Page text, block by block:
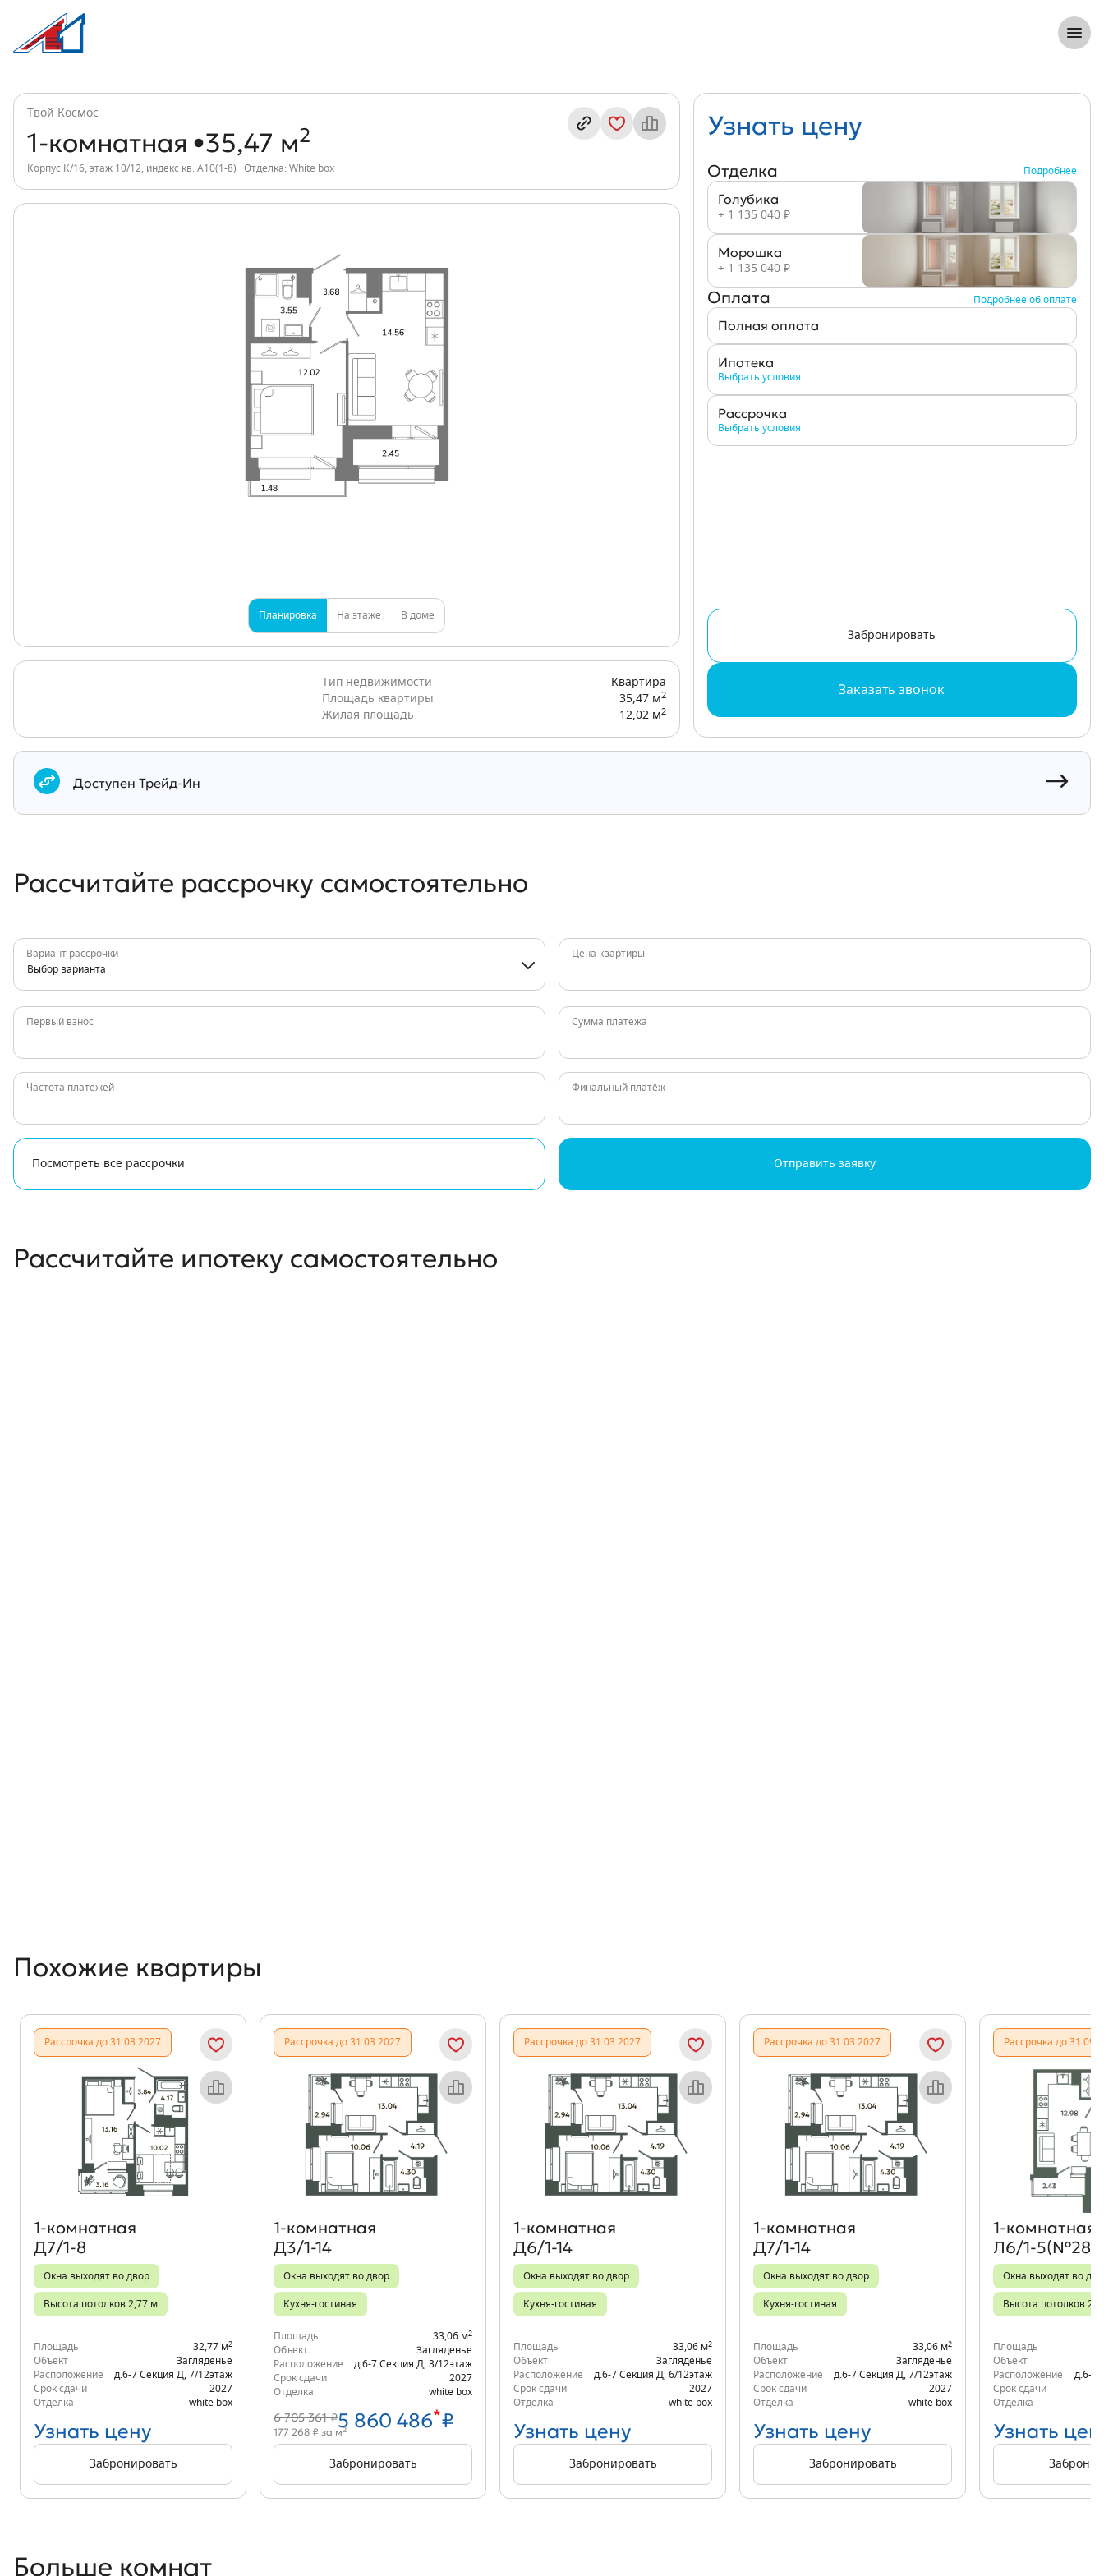
1-комнатная, 35 м², ЖК Твой Космос, индекс кв. А10(1-8)
Информация о квартире
1-комнатная 35,47 м2
Твой Космос
Корпус К/16, этаж 10/12, индекс кв. А10(1-8) Отделка: White box
Планировка На этаже В доме
Тип недвижимости
Квартира
Площадь квартиры
35,47 м2
Жилая площадь 12,02 м2
Узнать цену
Отделка Подробнее
Голубика
+ 1 135 040 ₽
Морошка
+ 1 135 040 ₽
Оплата Подробнее об оплате
Полная оплата
Ипотека
Выбрать условия
Рассрочка
Выбрать условия
Забронировать
Заказать звонок
Документы
Доступен Трейд-Ин
Рассчитайте рассрочку самостоятельно
Вариант рассрочки
Выбор варианта
Цена квартиры
Первый взнос Сумма платежа
Частота платежей Финальный платёж
Посмотреть все рассрочки Отправить заявку
Рассчитайте ипотеку самостоятельно
Похожие квартиры
Рассрочка до 31.03.2027
Объект месяца
1‑комнатная
Д7/1-8
Окна выходят во двор
Высота потолков 2,77 м
Площадь 32,77 м2
Объект
Загляденье
Расположение
д.6-7 Секция Д 7/12этаж
Срок сдачи
2027
Отделка
white box
Узнать цену
Забронировать
Рассрочка до 31.03.2027
Объект месяца
1‑комнатная
Д3/1-14
Окна выходят во двор
Кухня-гостиная
Площадь 33,06 м2
Объект
Загляденье
Расположение
д.6-7 Секция Д 3/12этаж
Срок сдачи
2027
Отделка
white box
6 705 361 ₽5 860 486*₽
177 268 ₽ за м2
Забронировать
Рассрочка до 31.03.2027
Объект месяца
1‑комнатная
Д6/1-14
Окна выходят во двор
Кухня-гостиная
Площадь 33,06 м2
Объект
Загляденье
Расположение
д.6-7 Секция Д 6/12этаж
Срок сдачи
2027
Отделка
white box
Узнать цену
Забронировать
Рассрочка до 31.03.2027
Объект месяца
1‑комнатная
Д7/1-14
Окна выходят во двор
Кухня-гостиная
Площадь 33,06 м2
Объект
Загляденье
Расположение
д.6-7 Секция Д 7/12этаж
Срок сдачи
2027
Отделка
white box
Узнать цену
Забронировать
Рассрочка до
1‑комнатная
Л6/1-5(№281)
Окна выходят во
Высота потолков
Площадь
Объект
Расположение
д.6-6
Срок сдачи
Отделка
Узнать
Больше комнат